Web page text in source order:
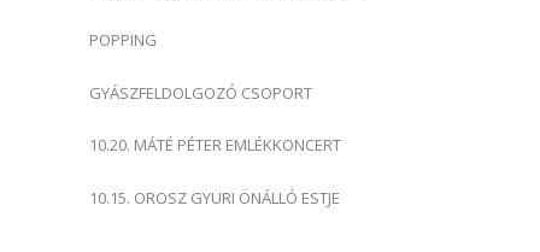
POPPING
GYÁSZFELDOLGOZÓ CSOPORT
10.20. MÁTÉ PÉTER EMLÉKKONCERT
10.15. OROSZ GYURI ÖNÁLLÓ ESTJE